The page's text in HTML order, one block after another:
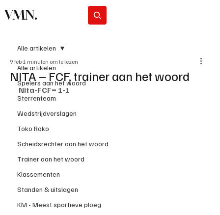
VMN.
Alle artikelen
Spelers aan het woord
Sterrenteam
Wedstrijdverslagen
Toko Roko
Scheidsrechter aan het woord
Trainer aan het woord
Klassementen
Standen & uitslagen
KM - Meest sportieve ploeg
Alle artikelen
NITA – FCF, trainer aan het woord
9 feb 1 minuten om te lezen
Nita-FCF= 1-1